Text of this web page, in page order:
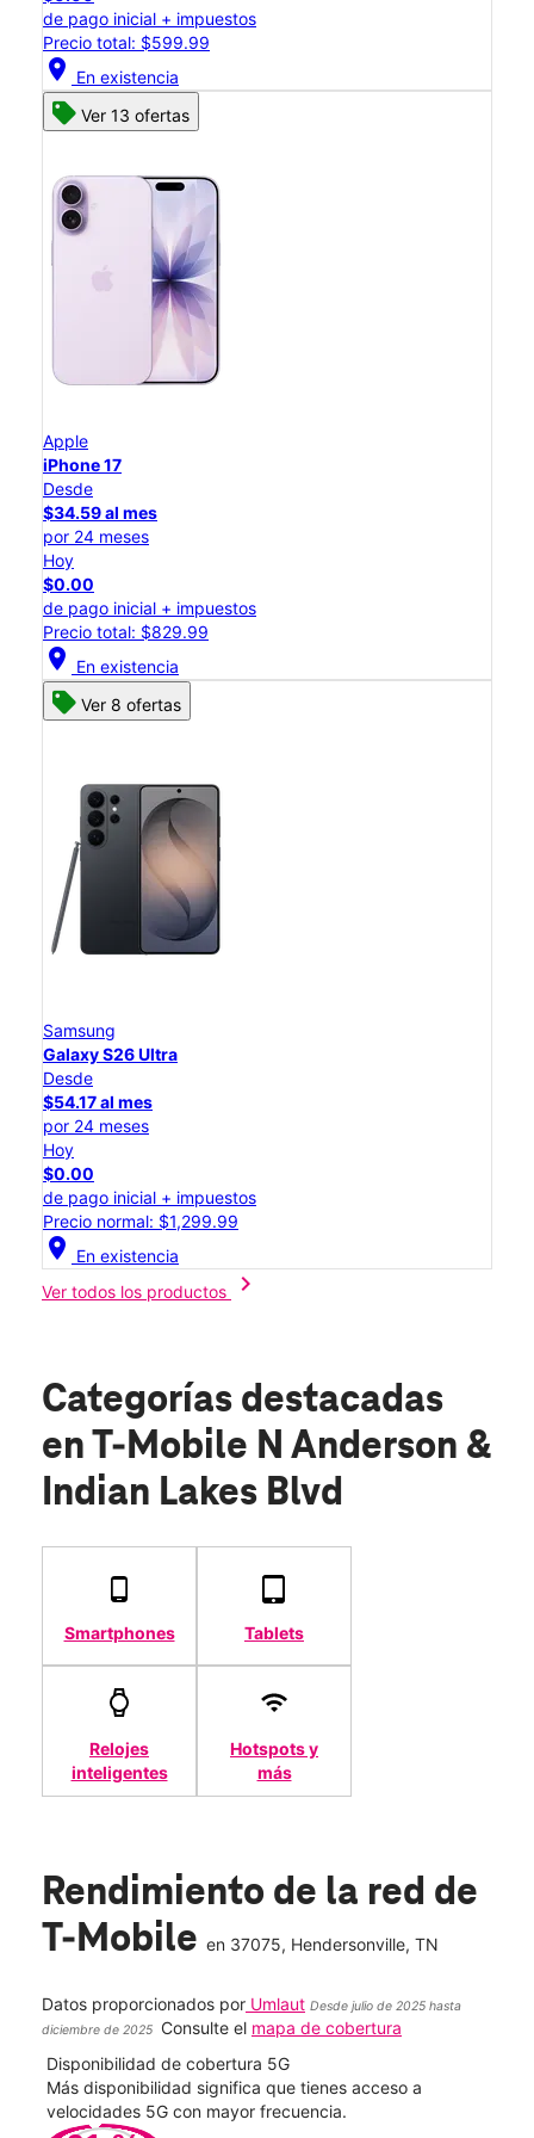
de pago inicial + impuestos
Precio total: $599.99
location_on En existencia
Ver 13 ofertas
Apple
iPhone 17
Desde
$34.59 al mes
por 24 meses
Hoy
$0.00
de pago inicial + impuestos
Precio total: $829.99
location_on En existencia
Ver 8 ofertas
Samsung
Galaxy S26 Ultra
Desde
$54.17 al mes
por 24 meses
Hoy
$0.00
de pago inicial + impuestos
Precio normal: $1,299.99
location_on En existencia
Ver todos los productos
chevron_right
Categorías destacadas
en T-Mobile N Anderson &
Indian Lakes Blvd
Smartphones Tablets
Relojes
inteligentes
Hotspots y
más
Rendimiento de la red de
T-Mobile en 37075, Hendersonville, TN
Datos proporcionados por Umlaut Desde julio de 2025 hasta
diciembre de 2025
Consulte el mapa de cobertura
Disponibilidad de cobertura 5G
Más disponibilidad significa que tienes acceso a
velocidades 5G con mayor frecuencia.